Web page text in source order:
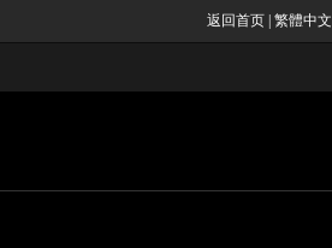
返回首页 繁體中文